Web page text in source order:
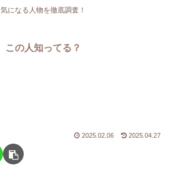
気になる人物を徹底調査！
この人知ってる？
2025.02.06 2025.04.27